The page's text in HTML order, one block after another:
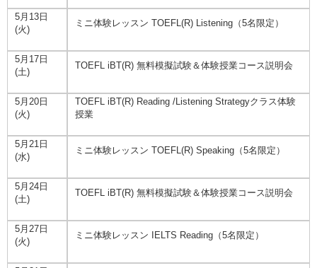
5月13日
(火)
ミニ体験レッスン TOEFL(R) Listening（5名限定）
5月17日
(土)
TOEFL iBT(R) 無料模擬試験＆体験授業コース説明会
5月20日
(火)
TOEFL iBT(R) Reading /Listening Strategyクラス体験
授業
5月21日
(水)
ミニ体験レッスン TOEFL(R) Speaking（5名限定）
5月24日
(土)
TOEFL iBT(R) 無料模擬試験＆体験授業コース説明会
5月27日
(火)
ミニ体験レッスン IELTS Reading（5名限定）